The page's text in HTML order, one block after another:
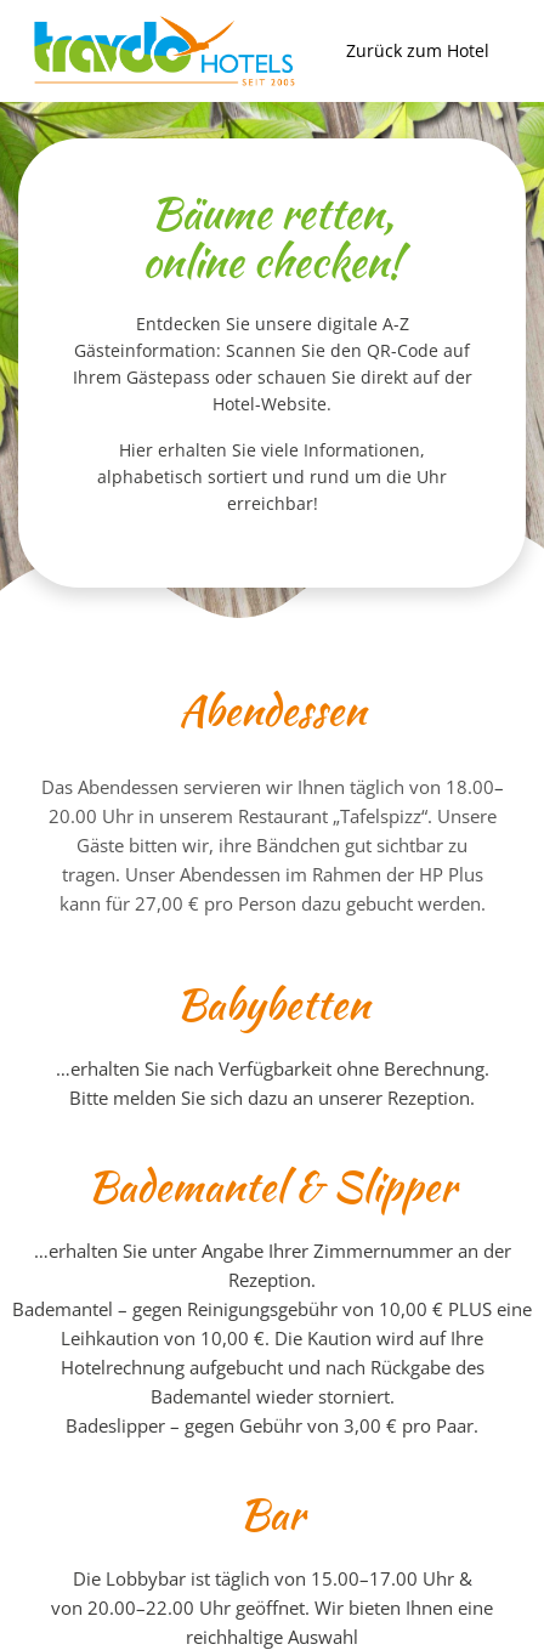
springen
Zurück zum Hotel
Bäume retten,
online checken!
Entdecken Sie unsere digitale A-Z
Gästeinformation: Scannen Sie den QR-Code auf
Ihrem Gästepass oder schauen Sie direkt auf der
Hotel-Website.
Hier erhalten Sie viele Informationen,
alphabetisch sortiert und rund um die Uhr
erreichbar!
Abendessen
Das Abendessen servieren wir Ihnen täglich von 18.00–
20.00 Uhr in unserem Restaurant „Tafelspizz“. Unsere
Gäste bitten wir, ihre Bändchen gut sichtbar zu
tragen. Unser Abendessen im Rahmen der HP Plus
kann für 27,00 € pro Person dazu gebucht werden.
Babybetten
…erhalten Sie nach Verfügbarkeit ohne Berechnung.
Bitte melden Sie sich dazu an unserer Rezeption.
Bademantel & Slipper
…erhalten Sie unter Angabe Ihrer Zimmernummer an der
Rezeption.
Bademantel – gegen Reinigungsgebühr von 10,00 € PLUS eine
Leihkaution von 10,00 €. Die Kaution wird auf Ihre
Hotelrechnung aufgebucht und nach Rückgabe des
Bademantel wieder storniert.
Badeslipper – gegen Gebühr von 3,00 € pro Paar.
Bar
Die Lobbybar ist täglich von 15.00–17.00 Uhr &
von 20.00–22.00 Uhr geöffnet. Wir bieten Ihnen eine
reichhaltige Auswahl